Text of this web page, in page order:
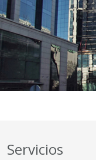
Servicios